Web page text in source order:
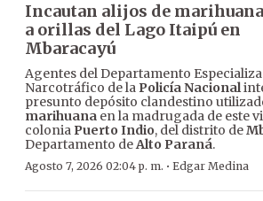
Incautan alijos de marihuana
a orillas del Lago Itaipú en
Mbaracayú
Agentes del Departamento
Narcotráfico de la Policía Nacional
presunto depósito clandestino
marihuana en la madrugada de este
colonia Puerto Indio, del distrito de
Departamento deAlto Paraná.
Agosto 7, 2026 02:04 p. m. · Edgar Medina